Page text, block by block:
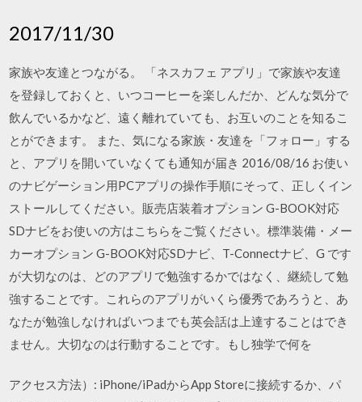
2017/11/30
家族や友達とつながる。 「ネスカフェ アプリ」で家族や友達
を登録しておくと、いつコーヒーを楽しんだか、どんな気分で
飲んでいるかなど、遠く離れていても、お互いのことを知るこ
とができます。 また、気になる家族・友達を「フォロー」する
と、アプリを開いていなくても通知が届き 2016/08/16 お使い
のナビゲーション用PCアプリの操作手順にそって、正しくイン
ストールしてください。販売店装着オプション G-BOOK対応
SDナビをお使いの方はこちらをご覧ください。標準装備・メー
カーオプション G-BOOK対応SDナビ、T-Connectナビ、G です
が大切なのは、どのアプリで勉強するかではなく、継続して勉
強することです。これらのアプリがいくら優秀であろうと、あ
なたが勉強しなければいつまでも英会話は上達することはでき
ません。大切なのは行動することです。もし独学で何を
アクセス方法）: iPhone/iPadからApp Storeに接続するか、パ